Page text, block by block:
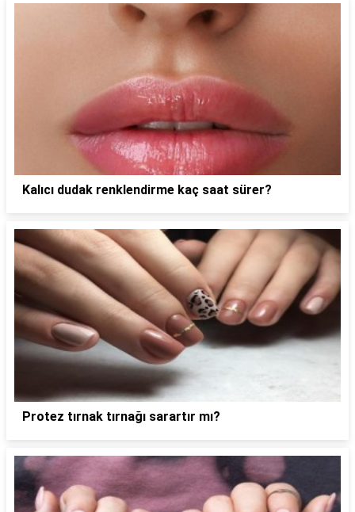
Kalıcı dudak renklendirme kaç saat sürer?
Protez tırnak tırnağı sarartır mı?